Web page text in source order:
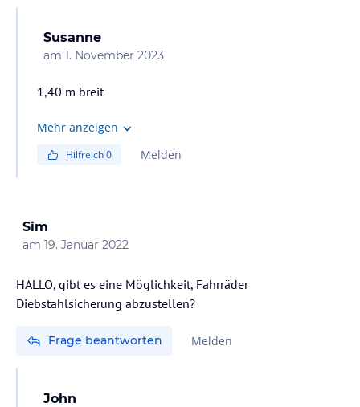
Susanne
am 1. November 2023
1,40 m breit
Mehr anzeigen
Hilfreich0 Melden
Sim
am 19. Januar 2022
HALLO, gibt es eine Möglichkeit, Fahrräder
Diebstahlsicherung abzustellen?
Frage beantworten Melden
John